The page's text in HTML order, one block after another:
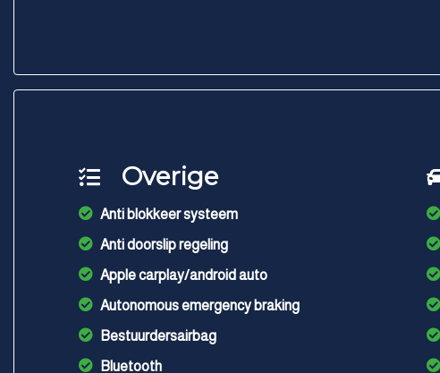
Overige
Anti blokkeer systeem
Anti doorslip regeling
Apple carplay/android auto
Autonomous emergency braking
Bestuurdersairbag
Bluetooth